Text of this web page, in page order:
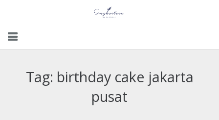
GalleryTag: birthday cake jakarta
pusat